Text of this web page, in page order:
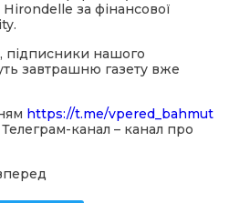
за фінансової
підписники нашого
завтрашню газету вже
https://t.me/vpered_bahmut
канал – канал про